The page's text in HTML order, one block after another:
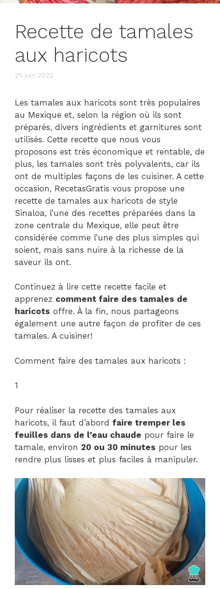
Recette de tamales
aux haricots
25 juin 2022
Les tamales aux haricots sont très populaires
au Mexique et, selon la région où ils sont
préparés, divers ingrédients et garnitures sont
utilisés. Cette recette que nous vous
proposons est très économique et rentable, de
plus, les tamales sont très polyvalents, car ils
ont de multiples façons de les cuisiner. A cette
occasion, RecetasGratis vous propose une
recette de tamales aux haricots de style
Sinaloa, l’une des recettes préparées dans la
zone centrale du Mexique, elle peut être
considérée comme l’une des plus simples qui
soient, mais sans nuire à la richesse de la
saveur ils ont.
Continuez à lire cette recette facile et
apprenez comment faire des tamales de
haricots offre. À la fin, nous partageons
également une autre façon de profiter de ces
tamales. A cuisiner!
Comment faire des tamales aux haricots :
1
Pour réaliser la recette des tamales aux
haricots, il faut d’abord faire tremper les
feuilles dans de l’eau chaude pour faire le
tamale, environ 20 ou 30 minutes pour les
rendre plus lisses et plus faciles à manipuler.